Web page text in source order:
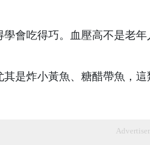
會吃得巧。血壓高不是老
是炸小黃魚、糖醋帶魚，這